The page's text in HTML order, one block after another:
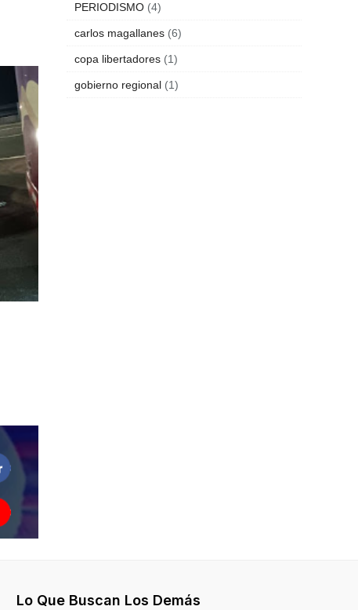
PERIODISMO (4)
carlos magallanes (6)
copa libertadores (1)
gobierno regional (1)
Lo Que Buscan Los Demás